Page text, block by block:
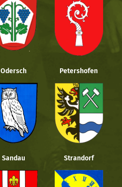
Odersch Petershofen
Sandau Strandorf